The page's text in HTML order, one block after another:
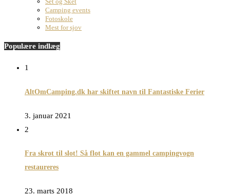
Camping events
Fotoskole
Mest for sjov
Populære indlæg
1
AltOmCamping.dk har skiftet navn til Fantastiske Ferier
3. januar 2021
2
Fra skrot til slot! Så flot kan en gammel campingvogn
restaureres
23. marts 2018